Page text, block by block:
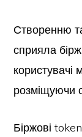
Створенню
сприяла
користувачі
розміщуючи
Біржові